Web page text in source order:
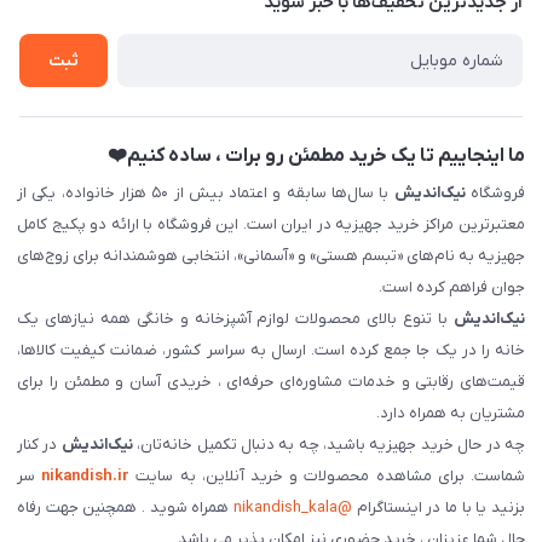
ثبت
ما اینجاییم تا یک خرید مطمئن رو برات ، ساده کنیم❤️
فروشگاهنیک‌اندیش
با سال‌ها سابقه و اعتماد بیش از ۵۰ هزار خانواده، یکی از
معتبرترین مراکز خرید جهیزیه در ایران است. این فروشگاه با ارائه دو پکیج کامل
جهیزیه به نام‌های «تبسم هستی» و «آسمانی»، انتخابی هوشمندانه برای زوج‌های
جوان فراهم کرده است.
نیک‌اندیش با تنوع بالای محصولات لوازم آشپزخانه و خانگی همه نیازهای یک
خانه را در یک جا جمع کرده است. ارسال به سراسر کشور، ضمانت کیفیت کالاها،
قیمت‌های رقابتی و خدمات مشاوره‌ای حرفه‌ای ، خریدی آسان و مطمئن را برای
مشتریان به همراه دارد.
چه در حال خرید جهیزیه باشید، چه به دنبال تکمیل خانه‌تان،نیک‌اندیش در کنار
شماست. برای مشاهده محصولات و خرید آنلاین، به سایت nikandish.ir سر
بزنید یا با ما در اینستاگرام @nikandish_kala
همراه شوید . همچنین جهت رفاه